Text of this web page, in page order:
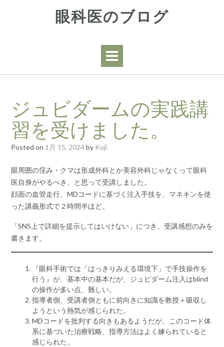
眼科医のブログ
ジュビダームの実践講
習を受けました。
Posted on 1月 15, 2024by Koji
眼周囲の窪み・クマは形成外科とか美容外科じゃなくって眼科
医自身がやるべき、と思って受講しました。
顔面の血管走行、MDコードに基づく注入手技を、マネキンを使
った講義形式で２時間半ほど。
「SNS上で詳細を提示してはいけない」につき、受講感想のみを
書きます。
『眼科手術では「はっきりみえる環境下」で手技操作を
行う』が、基本中の基本だが、ジュビダーム注入はblind
の操作が多い点、難しい。
指導者側、受講者側ともに前向きに知識を教授＋吸収し
ようという熱気が感じられた。
MDコードを批判する向きもあるようだが、このコード体
系に基づいた治療戦略、指導方法はよく練られていると
感じられた。